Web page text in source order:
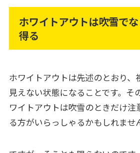
ホワイトアウトは吹雪で
得る
ホワイトアウトは先述のとおり、
見えない状態になることです。そ
ワイトアウトは吹雪のときだけ注
る方がいらっしゃるかもしれませ